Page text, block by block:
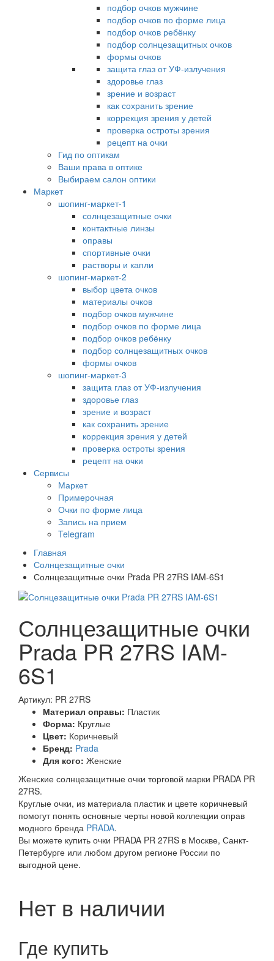
подбор очков мужчине
подбор очков по форме лица
подбор очков ребёнку
подбор солнцезащитных очков
формы очков
защита глаз от УФ-излучения
здоровье глаз
зрение и возраст
как сохранить зрение
коррекция зрения у детей
проверка остроты зрения
рецепт на очки
Гид по оптикам
Ваши права в оптике
Выбираем салон оптики
Маркет
шопинг-маркет-1
солнцезащитные очки
контактные линзы
оправы
спортивные очки
растворы и капли
шопинг-маркет-2
выбор цвета очков
материалы очков
подбор очков мужчине
подбор очков по форме лица
подбор очков ребёнку
подбор солнцезащитных очков
формы очков
шопинг-маркет-3
защита глаз от УФ-излучения
здоровье глаз
зрение и возраст
как сохранить зрение
коррекция зрения у детей
проверка остроты зрения
рецепт на очки
Сервисы
Маркет
Примерочная
Очки по форме лица
Запись на прием
Telegram
Главная
Солнцезащитные очки
Солнцезащитные очки Prada PR 27RS IAM-6S1
Солнцезащитные очки
Prada PR 27RS IAM-
6S1
Артикул: PR 27RS
Материал оправы: Пластик
Форма: Круглые
Цвет: Коричневый
Бренд: Prada
Для кого: Женские
Женские солнцезащитные очки торговой марки PRADA PR
27RS.
Круглые очки, из материала пластик и цвете коричневый
помогут понять основные черты новой коллекции оправ
модного бренда PRADA.
Вы можете купить очки PRADA PR 27RS в Москве, Санкт-
Петербурге или любом другом регионе России по
выгодной цене.
Нет в наличии
Где купить